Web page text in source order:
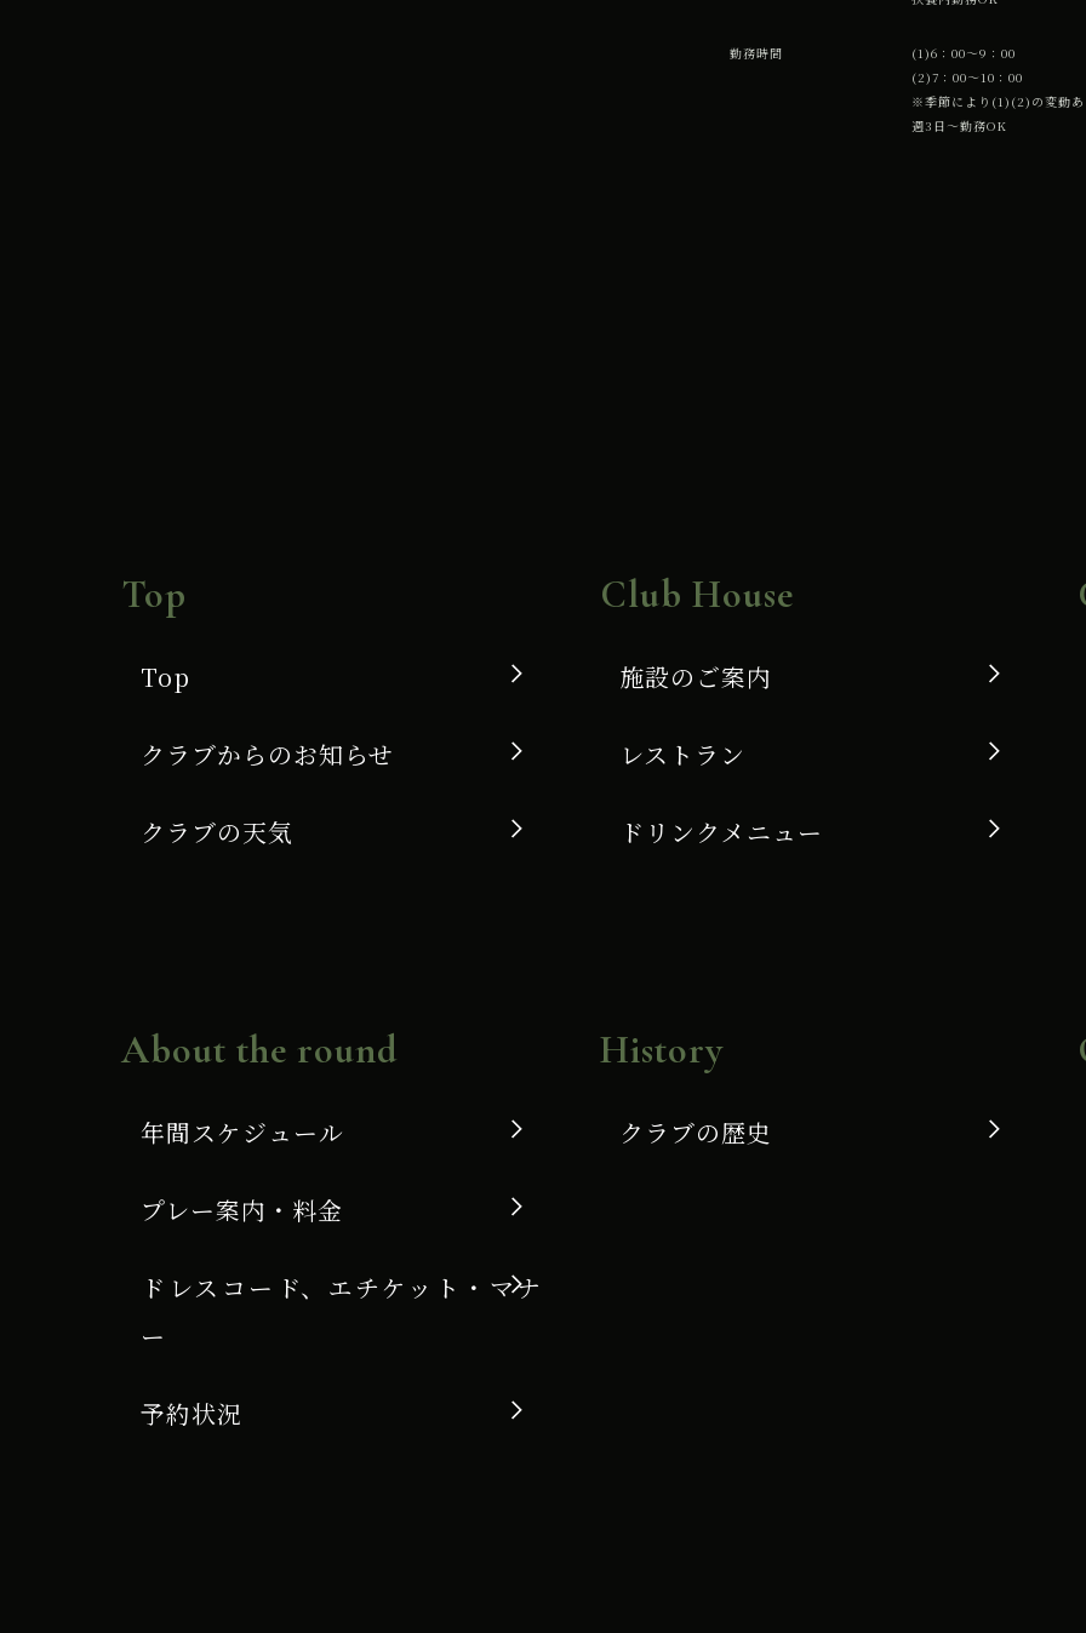
勤務時間
(1)6：00～9：00
(2)7：00～10：00
※季節により(1)(2)の変動
週3日～勤務OK
Top
Top
クラブからのお知らせ
クラブの天気
Club House
施設のご案内
レストラン
ドリンクメニュー
About the round
年間スケジュール
プレー案内・料金
ドレスコード、エチケット・マナ
ー
予約状況
History
クラブの歴史